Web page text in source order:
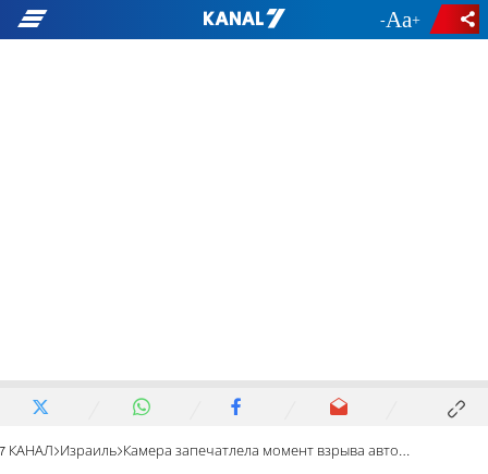
- +
7 КАНАЛ Израиль Камера запечатлела момент взрыва автомобиля в Холоне